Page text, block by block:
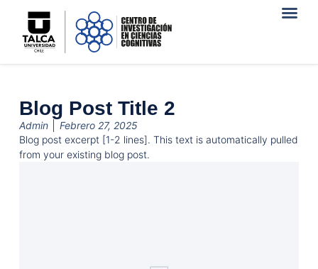
Blog Post Title 2
Admin
Febrero 27, 2025
Blog post excerpt [1-2 lines]. This text is automatically pulled
from your existing blog post.